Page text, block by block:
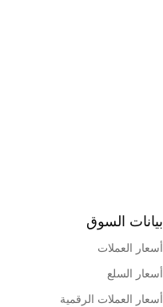
بيانات السوق
أسعار العملات
أسعار السلع
أسعار العملات الرقمية